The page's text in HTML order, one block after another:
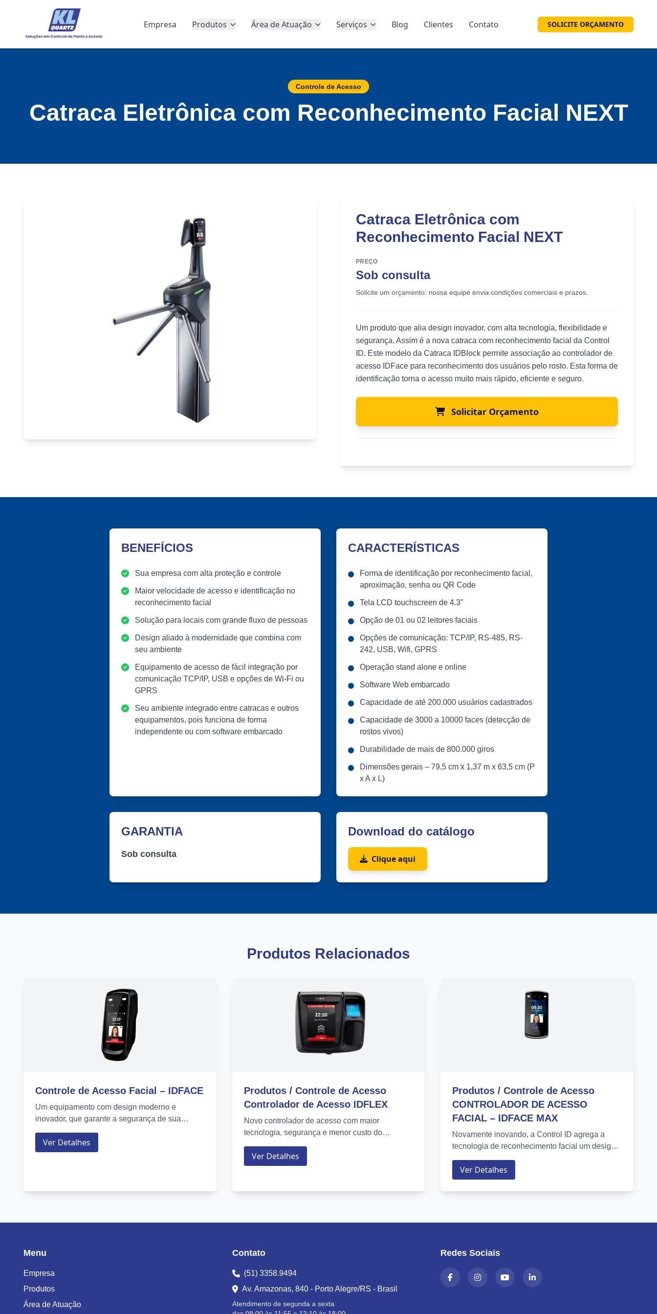
Empresa Produtos Área de Atuação Serviços Blog Clientes Contato SOLICITE ORÇAMENTO
Controle de Acesso
Catraca Eletrônica com Reconhecimento Facial NEXT
Catraca Eletrônica com
Reconhecimento Facial NEXT
PREÇO
Sob consulta
Solicite um orçamento: nossa equipe envia condições comerciais e prazos.
Um produto que alia design inovador, com alta tecnologia, flexibilidade e
segurança. Assim é a nova catraca com reconhecimento facial da Control
ID. Este modelo da Catraca IDBlock permite associação ao controlador de
acesso IDFace para reconhecimento dos usuários pelo rosto. Esta forma de
identificação torna o acesso muito mais rápido, eficiente e seguro.
Solicitar Orçamento
BENEFÍCIOS
Sua empresa com alta proteção e controle
Maior velocidade de acesso e identificação no
reconhecimento facial
Solução para locais com grande fluxo de pessoas
Design aliado à modernidade que combina com
seu ambiente
Equipamento de acesso de fácil integração por
comunicação TCP/IP, USB e opções de Wi-Fi ou
GPRS
Seu ambiente integrado entre catracas e outros
equipamentos, pois funciona de forma
independente ou com software embarcado
CARACTERÍSTICAS
Forma de identificação por reconhecimento facial,
aproximação, senha ou QR Code
Tela LCD touchscreen de 4.3"
Opção de 01 ou 02 leitores faciais
Opções de comunicação: TCP/IP, RS-485, RS-
242, USB, Wifi, GPRS
Operação stand alone e online
Software Web embarcado
Capacidade de até 200.000 usuários cadastrados
Capacidade de 3000 a 10000 faces (detecção de
rostos vivos)
Durabilidade de mais de 800.000 giros
Dimensões gerais – 79,5 cm x 1,37 m x 63,5 cm (P
x A x L)
GARANTIA
Sob consulta
Download do catálogo
Clique aqui
Produtos Relacionados
Controle de Acesso Facial – IDFACE
Um equipamento com design moderno e
inovador, que garante a segurança de sua
Ver Detalhes
Produtos / Controle de Acesso
Controlador de Acesso IDFLEX
Novo controlador de acesso com maior
tecnologia, segurança e menor custo do
Ver Detalhes
Produtos / Controle de Acesso
CONTROLADOR DE ACESSO
FACIAL – IDFACE MAX
Novamente inovando, a Control ID agrega a
tecnologia de reconhecimento facial um design
IDFACE MAX é um controlador multifuncional
que pode ser utilizado...
Ver Detalhes
Menu
Empresa
Produtos
Área de Atuação
Contato
(51) 3358.9494
Av. Amazonas, 840 - Porto Alegre/RS - Brasil
Atendimento de segunda a sexta
Redes Sociais